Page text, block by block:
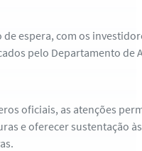
espera, com os
pelo Departamento de
oficiais, as atenções
e oferecer sustentação